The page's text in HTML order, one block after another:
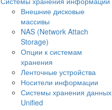
Внешние дисковые
массивы
NAS (Network Attach
Storage)
Опции к системам
хранения
Ленточные устройства
Носители информации
Системы хранения данных
Unified